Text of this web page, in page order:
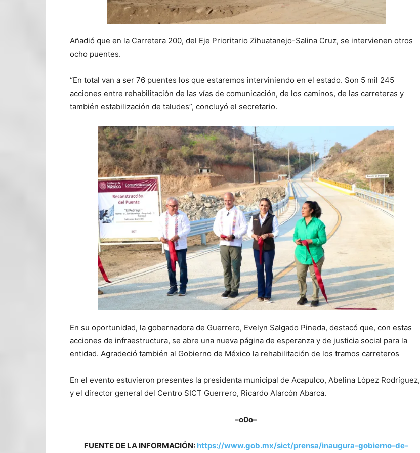
Añadió que en la Carretera 200, del Eje Prioritario Zihuatanejo-Salina Cruz, se intervienen otros
ocho puentes.
“En total van a ser 76 puentes los que estaremos interviniendo en el estado. Son 5 mil 245
acciones entre rehabilitación de las vías de comunicación, de los caminos, de las carreteras y
también estabilización de taludes”, concluyó el secretario.
En su oportunidad, la gobernadora de Guerrero, Evelyn Salgado Pineda, destacó que, con estas
acciones de infraestructura, se abre una nueva página de esperanza y de justicia social para la
entidad. Agradeció también al Gobierno de México la rehabilitación de los tramos carreteros
En el evento estuvieron presentes la presidenta municipal de Acapulco, Abelina López Rodríguez,
y el director general del Centro SICT Guerrero, Ricardo Alarcón Abarca.
–o0o–
FUENTE DE LA INFORMACIÓN: https://www.gob.mx/sict/prensa/inaugura-gobierno-de-